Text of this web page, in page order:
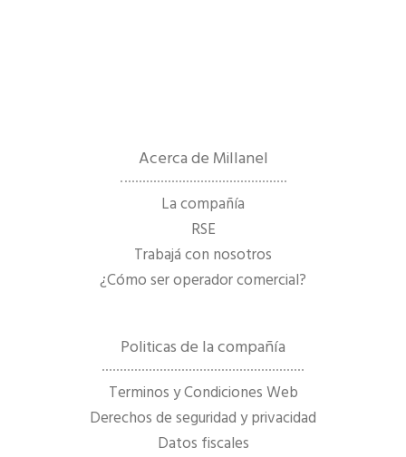
Acerca de Millanel
La compañía
RSE
Trabajá con nosotros
¿Cómo ser operador comercial?
Politicas de la compañía
Terminos y Condiciones Web
Derechos de seguridad y privacidad
Datos fiscales